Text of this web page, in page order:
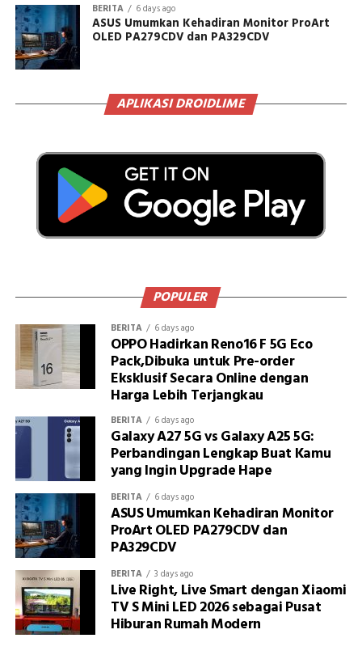
BERITA 6 days ago
ASUS Umumkan Kehadiran Monitor ProArt
OLED PA279CDV dan PA329CDV
APLIKASI DROIDLIME
POPULER
BERITA 6 days ago
OPPO Hadirkan Reno16 F 5G Eco
Pack,Dibuka untuk Pre-order
Eksklusif Secara Online dengan
Harga Lebih Terjangkau
BERITA 6 days ago
Galaxy A27 5G vs Galaxy A25 5G:
Perbandingan Lengkap Buat Kamu
yang Ingin Upgrade Hape
BERITA 6 days ago
ASUS Umumkan Kehadiran Monitor
ProArt OLED PA279CDV dan
PA329CDV
BERITA 3 days ago
Live Right, Live Smart dengan Xiaomi
TV S Mini LED 2026 sebagai Pusat
Hiburan Rumah Modern